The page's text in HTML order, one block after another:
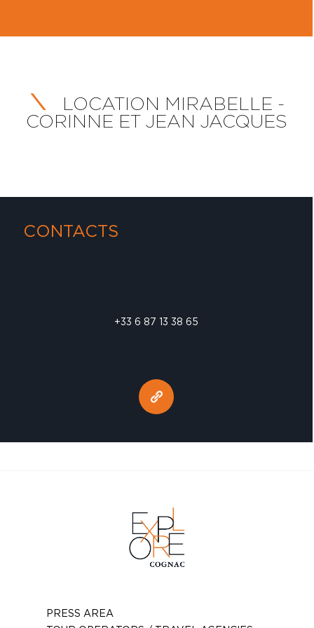
LOCATION MIRABELLE -
CORINNE ET JEAN JACQUES
CONTACTS
+33 6 87 13 38 65
PRESS AREA